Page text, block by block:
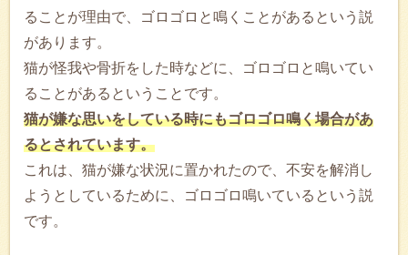
ることが理由で、ゴロゴロと鳴くことがあるという説
があります。
猫が怪我や骨折をした時などに、ゴロゴロと鳴いてい
ることがあるということです。
猫が嫌な思いをしている時にもゴロゴロ鳴く場合があ
るとされています。
これは、猫が嫌な状況に置かれたので、不安を解消し
ようとしているために、ゴロゴロ鳴いているという説
です。